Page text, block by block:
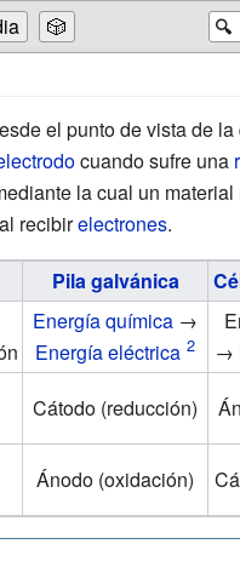
🔍
🎲
el punto de vista de
cuando sufre una
la cual un
al recibirelectrones.
Pila galvánica
Energía química →
Energía eléctrica
→
Cátodo (reducción)
Ánodo (oxidación)